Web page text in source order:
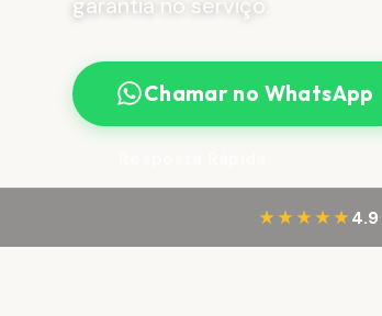
Chamar no WhatsApp
★★★★★ 4.9·